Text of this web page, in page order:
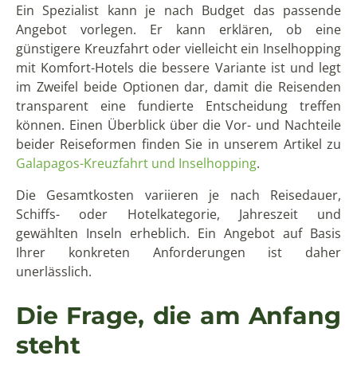
Ein Spezialist kann je nach Budget das passende
Angebot vorlegen. Er kann erklären, ob eine
günstigere Kreuzfahrt oder vielleicht ein Inselhopping
mit Komfort-Hotels die bessere Variante ist und legt
im Zweifel beide Optionen dar, damit die Reisenden
transparent eine fundierte Entscheidung treffen
können. Einen Überblick über die Vor- und Nachteile
beider Reiseformen finden Sie in unserem Artikel zu
Galapagos-Kreuzfahrt und Inselhopping.
Die Gesamtkosten variieren je nach Reisedauer,
Schiffs- oder Hotelkategorie, Jahreszeit und
gewählten Inseln erheblich. Ein Angebot auf Basis
Ihrer konkreten Anforderungen ist daher
unerlässlich.
Die Frage, die am Anfang
steht